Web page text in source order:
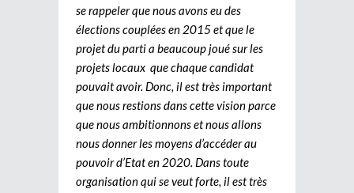
se rappeler que nous avons eu des
élections couplées en 2015 et que le
projet du parti a beaucoup joué sur les
projets locaux que chaque candidat
pouvait avoir. Donc, il est très important
que nous restions dans cette vision parce
que nous ambitionnons et nous allons
nous donner les moyens d’accéder au
pouvoir d’Etat en 2020. Dans toute
organisation qui se veut forte, il est très